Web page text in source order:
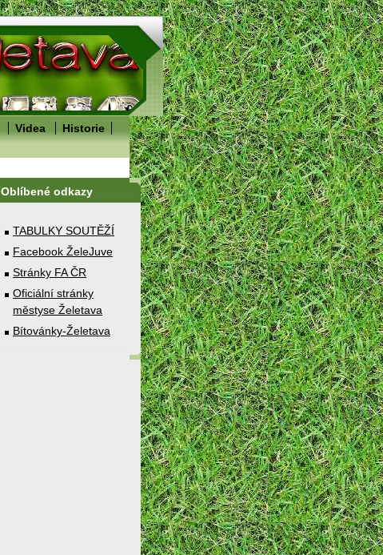
Videa
Historie
Oblíbené odkazy
TABULKY SOUTĚŽÍ
Facebook ŽeleJuve
Stránky FA ČR
Oficiální stránky
městyse Želetava
Bítovánky-Želetava